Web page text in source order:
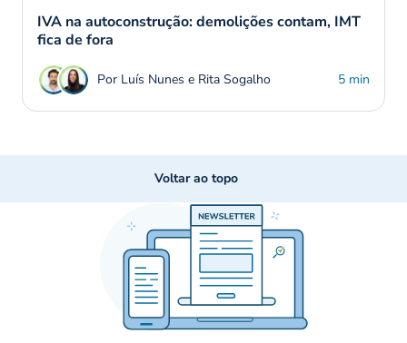
IVA na autoconstrução: demolições contam, IMT
fica de fora
Por Luís Nunes e Rita Sogalho 5 min
Voltar ao topo